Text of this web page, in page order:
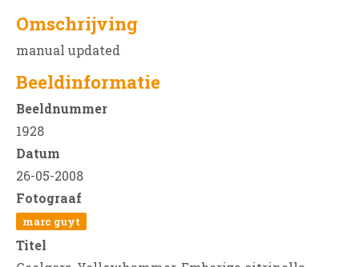
Omschrijving
manual updated
Beeldinformatie
Beeldnummer
1928
Datum
26-05-2008
Fotograaf
marc guyt
Titel